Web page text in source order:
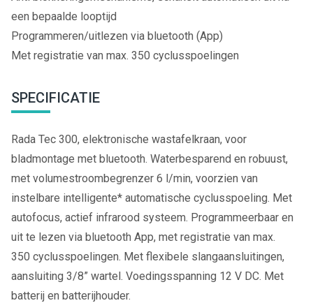
een bepaalde looptijd
Programmeren/uitlezen via bluetooth (App)
Met registratie van max. 350 cyclusspoelingen
SPECIFICATIE
Rada Tec 300, elektronische wastafelkraan, voor
bladmontage met bluetooth. Waterbesparend en robuust,
met volumestroombegrenzer 6 l/min, voorzien van
instelbare intelligente* automatische cyclusspoeling. Met
autofocus, actief infrarood systeem. Programmeerbaar en
uit te lezen via bluetooth App, met registratie van max.
350 cyclusspoelingen. Met flexibele slangaansluitingen,
aansluiting 3/8” wartel. Voedingsspanning 12 V DC. Met
batterij en batterijhouder.